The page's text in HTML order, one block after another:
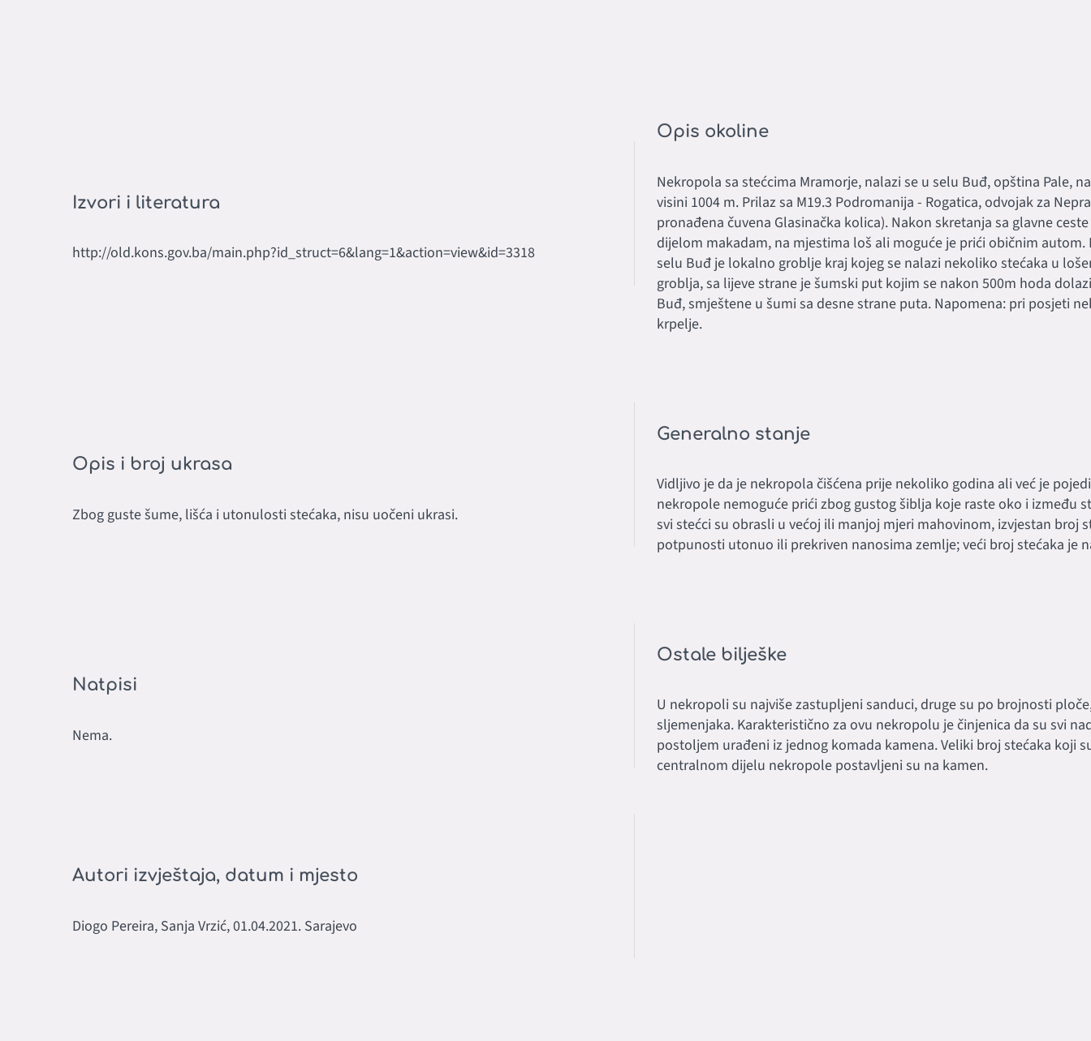
Izvori i literatura
http://old.kons.gov.ba/main.php?id_struct=6&lang=1&action=view&id=3318
Opis okoline
Nekropola sa stećcima Mramorje, nalazi se u selu Buđ, opština Pale,
visini 1004 m. Prilaz sa M19.3 Podromanija - Rogatica, odvojak za
pronađena čuvena Glasinačka kolica). Nakon skretanja sa glavne
dijelom makadam, na mjestima loš ali moguće je prići običnim autom.
selu Buđ je lokalno groblje kraj kojeg se nalazi nekoliko stećaka u
groblja, sa lijeve strane je šumski put kojim se nakon 500m hoda
Buđ, smještene u šumi sa desne strane puta. Napomena: pri posjeti
krpelje.
Opis i broj ukrasa
Zbog guste šume, lišća i utonulosti stećaka, nisu uočeni ukrasi.
Generalno stanje
Vidljivo je da je nekropola čišćena prije nekoliko godina ali već je
nekropole nemoguće prići zbog gustog šiblja koje raste oko i između
svi stećci su obrasli u većoj ili manjoj mjeri mahovinom, izvjestan broj
potpunosti utonuo ili prekriven nanosima zemlje; veći broj stećaka je
Natpisi
Nema.
Ostale bilješke
U nekropoli su najviše zastupljeni sanduci, druge su po brojnosti
sljemenjaka. Karakteristično za ovu nekropolu je činjenica da su svi
postoljem urađeni iz jednog komada kamena. Veliki broj stećaka koji
centralnom dijelu nekropole postavljeni su na kamen.
Autori izvještaja, datum i mjesto
Diogo Pereira, Sanja Vrzić, 01.04.2021. Sarajevo